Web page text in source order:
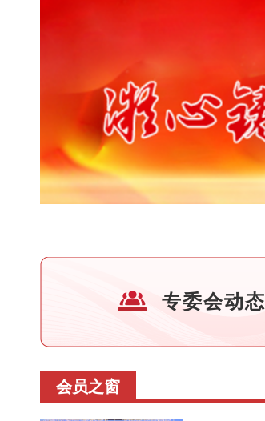
专委会动态
会员之窗